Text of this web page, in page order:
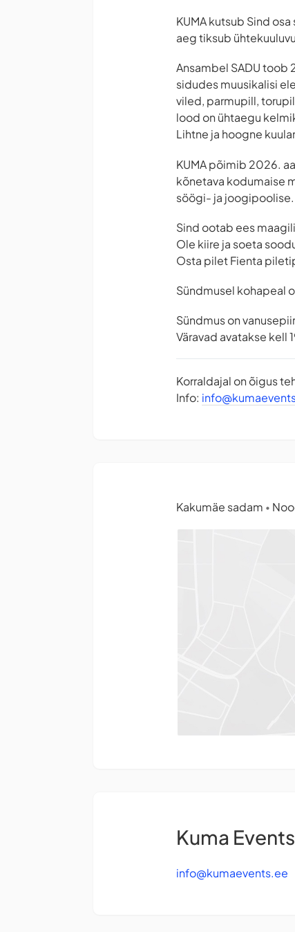
KUMA kutsub Sind
aeg tiksub
Ansambel SADU toob
sidudes muusikalisi
viled, parmupill,
lood on ühtaegu
Lihtne ja hoogne
KUMA põimib 2026.
kõnetava kodumaise
söögi- ja
Sind ootab ees
Ole kiire ja soeta
Osta pilet Fienta
Sündmusel kohapeal
Sündmus on
Väravad avatakse kell
Korraldajal on õigus
Info:
Kakumäe sadam •
Kuma Events
info@kumaevents.ee